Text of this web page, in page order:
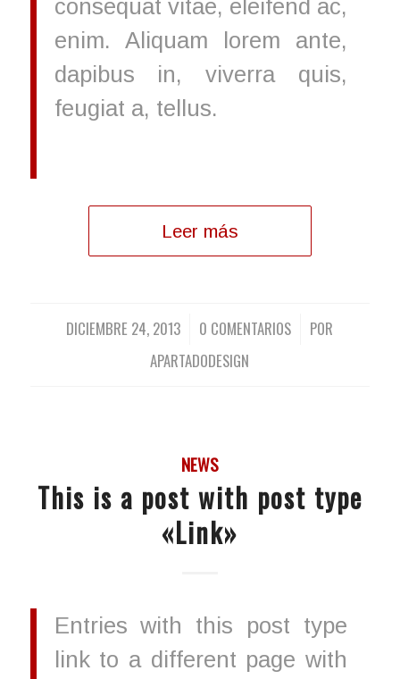
consequat vitae, eleifend ac,
enim. Aliquam lorem ante,
dapibus in, viverra quis,
feugiat a, tellus.
Leer más
DICIEMBRE 24, 2013
/ 0 COMENTARIOS
/
POR
APARTADODESIGN
NEWS
This is a post with post type
«Link»
Entries with this post type
link to a different page with